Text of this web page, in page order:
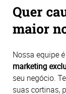
Quer
maior
Nossa equipe
marketing
seu negócio.
suas cortinas,